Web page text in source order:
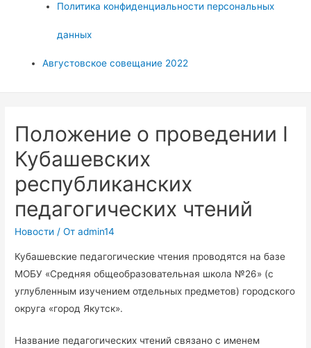
Политика конфиденциальности персональных
данных
Августовское совещание 2022
Положение о проведении I
Кубашевских
республиканских
педагогических чтений
Новости / От admin14
Кубашевские педагогические чтения проводятся на базе
МОБУ «Средняя общеобразовательная школа №26» (с
углубленным изучением отдельных предметов) городского
округа «город Якутск».
Название педагогических чтений связано с именем